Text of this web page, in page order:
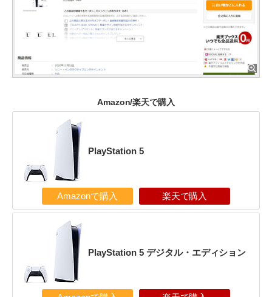
Amazon/楽天で購入
PlayStation 5
Amazonで購入 楽天で購入
PlayStation 5 デジタル・エディション